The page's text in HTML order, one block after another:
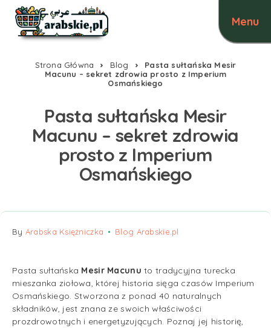
Strona Główna Blog
Pasta sułtańska Mesir
Macunu – sekret zdrowia prosto z Imperium
Osmańskiego
Pasta sułtańska Mesir
Macunu – sekret zdrowia
prosto z Imperium
Osmańskiego
By Arabska Księżniczka Blog Arabskie.pl
Pasta sułtańska Mesir Macunu to tradycyjna turecka
mieszanka ziołowa, której historia sięga czasów Imperium
Osmańskiego. Stworzona z ponad 40 naturalnych
składników, jest znana ze swoich właściwości
prozdrowotnych i energetyzujących. Poznaj jej historię,